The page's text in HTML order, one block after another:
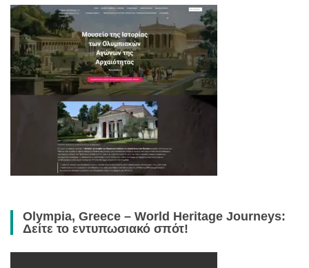
Olympia, Greece – World Heritage Journeys:
Δείτε το εντυπωσιακό σπότ!